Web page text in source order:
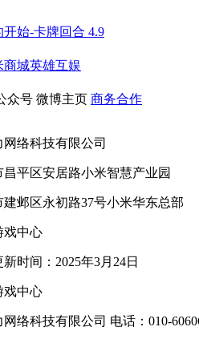
始-卡牌回合 4.9
商城英雄互娱
众号 微博主页 商务合作
络科技有限公司
平区安居路小米智慧产业园
邺区永初路37号小米华东总部
戏中心
时间：2025年3月24日
戏中心
络科技有限公司 电话：010-